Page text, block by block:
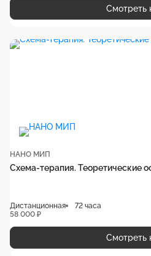
Смотреть
НАНО МИП
Схема-терапия. Теоретические
Дистанционная
72 часа
58 000 ₽
Смотреть